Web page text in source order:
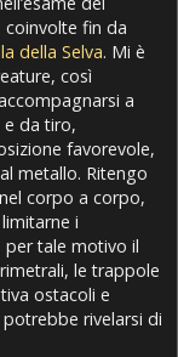
coinvolte fin da
della Selva. Mi è
così
a
e da tiro,
favorevole,
metallo. Ritengo
corpo a corpo,
i
per tale motivo il
le trappole
ostacoli e
rivelarsi di